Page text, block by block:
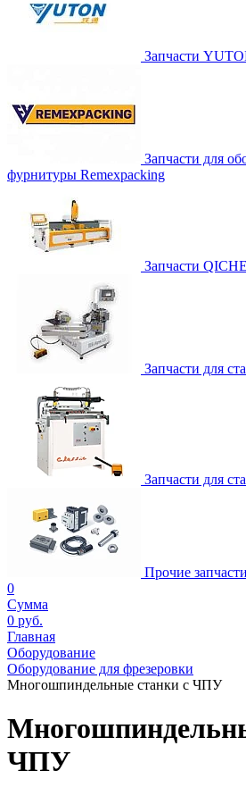
Запчасти
Запчасти для
фурнитуры Remexpacking
Запчасти
Запчасти для
Запчасти для
Прочие запчасти
0
Сумма
0 руб.
Главная
Оборудование
Оборудование для фрезеровки
Многошпиндельные станки с ЧПУ
ЧПУ